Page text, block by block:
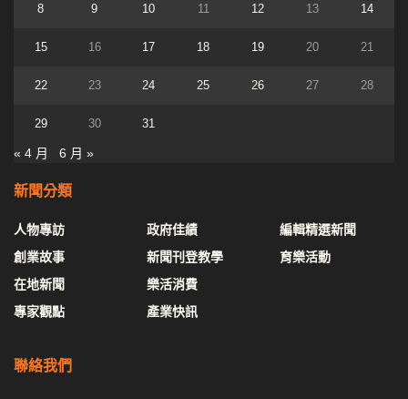
8 9 10 11 12 13 14
15 16 17 18 19 20 21
22 23 24 25 26 27 28
29 30 31
« 4 月 6 月 »
新聞分類
人物專訪
創業故事
在地新聞
專家觀點
政府佳績
新聞刊登教學
樂活消費
產業快訊
編輯精選新聞
育樂活動
聯絡我們